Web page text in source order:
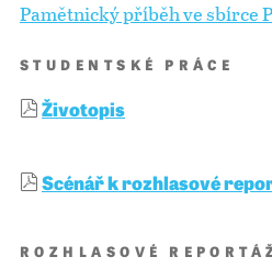
Pamětnický příběh ve sbírce
STUDENTSKÉ PRÁCE
Životopis
Scénář k rozhlasové
ROZHLASOVÉ